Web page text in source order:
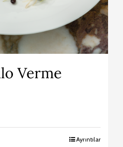
Verme
Ayrıntılar